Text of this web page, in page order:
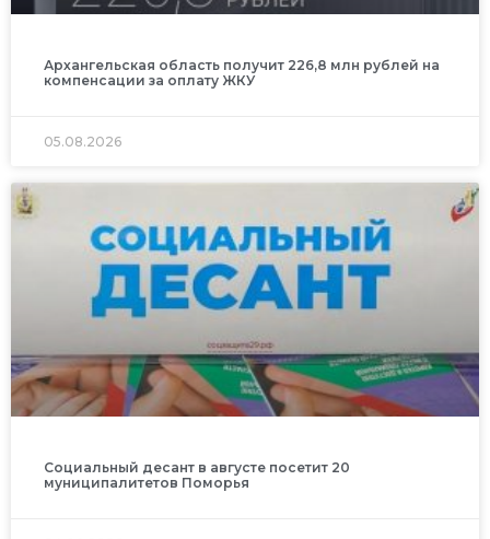
Архангельская область получит 226,8 млн рублей на
компенсации за оплату ЖКУ
05.08.2026
Социальный десант в августе посетит 20
муниципалитетов Поморья